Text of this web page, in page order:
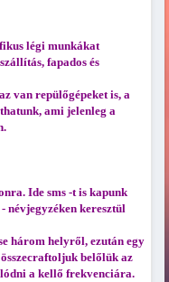
légi munkákat
fapados és
van repülőgépeket is, a
ami jelenleg a
Ide sms -t is kapunk
névjegyzéken keresztül
három helyről, ezután egy
belőlük az
a kellő frekvenciára.